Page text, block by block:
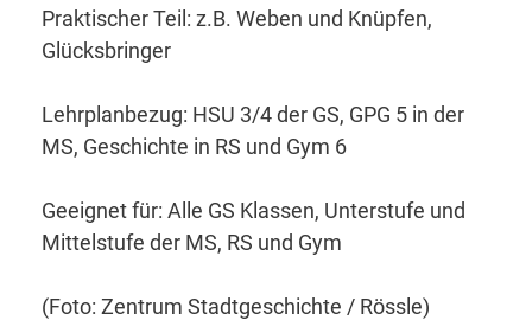
Praktischer Teil: z.B. Weben und Knüpfen,
Glücksbringer
Lehrplanbezug: HSU 3/4 der GS, GPG 5 in der
MS, Geschichte in RS und Gym 6
Geeignet für: Alle GS Klassen, Unterstufe und
Mittelstufe der MS, RS und Gym
(Foto: Zentrum Stadtgeschichte / Rössle)